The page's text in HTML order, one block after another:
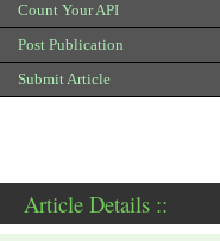
Count Your API
Post Publication
Submit Article
Article Details ::